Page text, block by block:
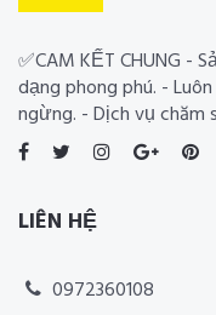
✅CAM KẾT CHUNG -
dạng phong phú. -
ngừng. - Dịch vụ chăm
LIÊN HỆ
0972360108